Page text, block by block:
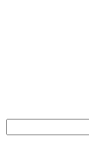
nach: